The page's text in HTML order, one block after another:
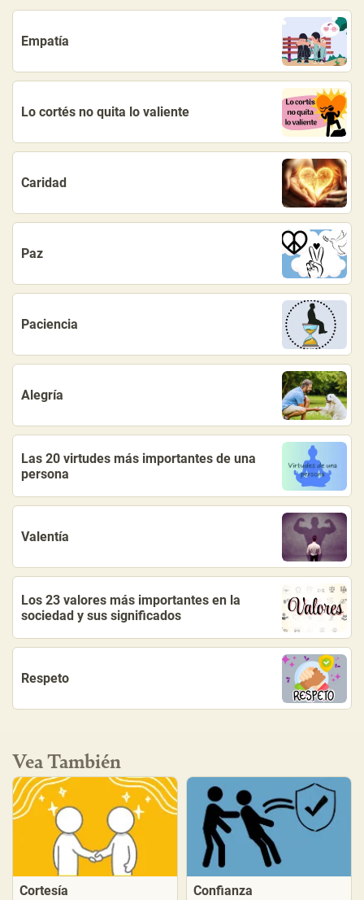
Empatía
Lo cortés no quita lo valiente
Caridad
Paz
Paciencia
Alegría
Las 20 virtudes más importantes de una
persona
Valentía
Los 23 valores más importantes en la
sociedad y sus significados
Respeto
Vea También
Cortesía Confianza